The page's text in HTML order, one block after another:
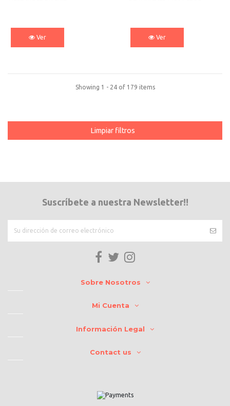
Ver Ver
Showing 1 - 24 of 179 items
Limpiar filtros
Suscríbete a nuestra Newsletter!!
Sobre Nosotros
Mi Cuenta
Información Legal
Contact us